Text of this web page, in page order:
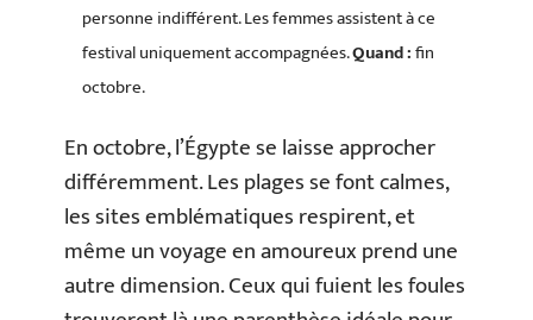
personne indifférent. Les femmes assistent à ce
festival uniquement accompagnées.Quand :fin
octobre.
En octobre, l’Égypte se laisse approcher
différemment. Les plages se font calmes,
les sites emblématiques respirent, et
même un voyage en amoureux prend une
autre dimension. Ceux qui fuient les foules